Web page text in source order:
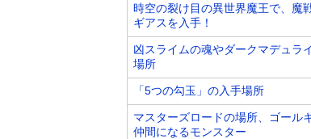
時空の裂け目の異世界魔王で、魔
ギアスを入手！
凶スライムの魂やダークマデュラ
場所
「5つの勾玉」の入手場所
マスターズロードの場所、ゴール
仲間になるモンスター